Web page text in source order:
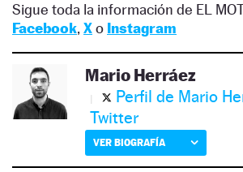
Sigue toda la información de EL
Facebook, Xo Instagram
Mario Herráez
Perfil de Mario
Twitter
VER BIOGRAFÍA